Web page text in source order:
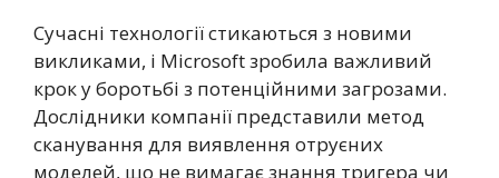
Сучасні технології стикаються з новими
викликами, і Microsoft зробила важливий
крок у боротьбі з потенційними загрозами.
Дослідники компанії представили метод
сканування для виявлення отруєних
моделей, що не вимагає знання тригера чи